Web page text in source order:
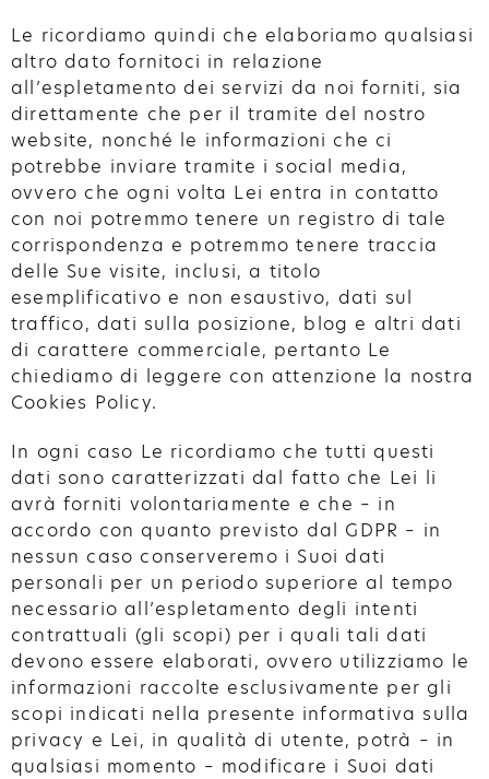
Le ricordiamo quindi che elaboriamo qualsiasi
altro dato fornitoci in relazione
all’espletamento dei servizi da noi forniti, sia
direttamente che per il tramite del nostro
website, nonché le informazioni che ci
potrebbe inviare tramite i social media,
ovvero che ogni volta Lei entra in contatto
con noi potremmo tenere un registro di tale
corrispondenza e potremmo tenere traccia
delle Sue visite, inclusi, a titolo
esemplificativo e non esaustivo, dati sul
traffico, dati sulla posizione, blog e altri dati
di carattere commerciale, pertanto Le
chiediamo di leggere con attenzione la nostra
Cookies Policy.
In ogni caso Le ricordiamo che tutti questi
dati sono caratterizzati dal fatto che Lei li
avrà forniti volontariamente e che – in
accordo con quanto previsto dal GDPR – in
nessun caso conserveremo i Suoi dati
personali per un periodo superiore al tempo
necessario all’espletamento degli intenti
contrattuali (gli scopi) per i quali tali dati
devono essere elaborati, ovvero utilizziamo le
informazioni raccolte esclusivamente per gli
scopi indicati nella presente informativa sulla
privacy e Lei, in qualità di utente, potrà – in
qualsiasi momento – modificare i Suoi dati